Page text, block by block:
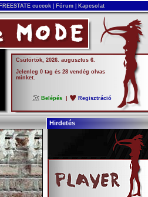
FREESTATE cuccok Fórum Kapcsolat
Csütörtök, 2026. augusztus 6.
Jelenleg 0 tag és 28 vendég olvas
minket.
Belépés Regisztráció
Hirdetés